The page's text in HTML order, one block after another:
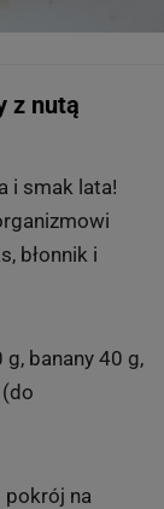
z nutą
i smak lata!
błonnik i
banany 40 g,
pokrój na